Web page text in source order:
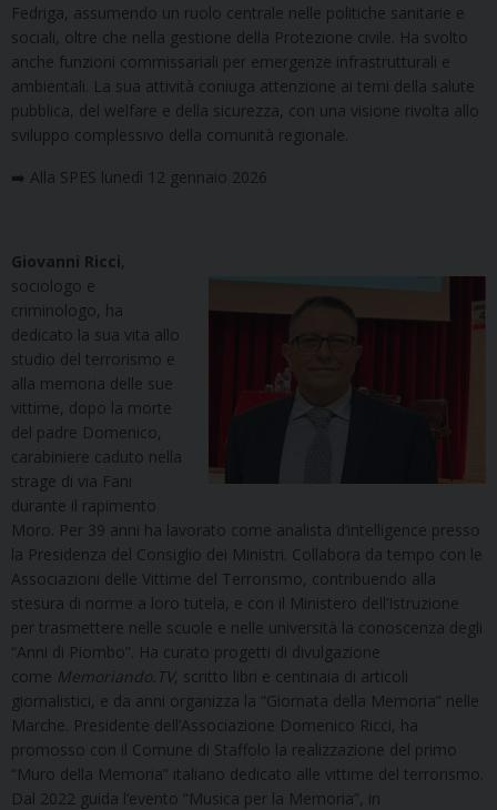
Fedriga, assumendo un ruolo centrale nelle politiche sanitarie e
sociali, oltre che nella gestione della Protezione civile. Ha svolto
anche funzioni commissariali per emergenze infrastrutturali e
ambientali. La sua attività coniuga attenzione ai temi della salute
pubblica, del welfare e della sicurezza, con una visione rivolta allo
sviluppo complessivo della comunità regionale.
➡️ Alla SPES lunedì 12 gennaio 2026
Giovanni Ricci
sociologo e
criminologo, ha
dedicato la sua vita allo
studio del terrorismo e
alla memoria delle sue
vittime, dopo la morte
del padre Domenico,
carabiniere caduto nella
strage di via Fani
durante il rapimento
Moro. Per 39 anni ha lavorato come analista d’intelligence presso
la Presidenza del Consiglio dei Ministri. Collabora da tempo con le
Associazioni delle Vittime del Terrorismo, contribuendo alla
stesura di norme a loro tutela, e con il Ministero dell’Istruzione
per trasmettere nelle scuole e nelle università la conoscenza degli
“Anni di Piombo”. Ha curato progetti di divulgazione
come Memoriando.TV, scritto libri e centinaia di articoli
giornalistici, e da anni organizza la “Giornata della Memoria” nelle
Marche. Presidente dell’Associazione Domenico Ricci, ha
promosso con il Comune di Staffolo la realizzazione del primo
“Muro della Memoria” italiano dedicato alle vittime del terrorismo.
Dal 2022 guida l’evento “Musica per la Memoria”, in